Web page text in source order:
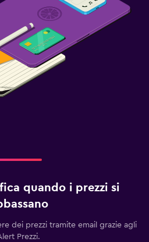
quando i prezzi si
dei prezzi tramite email grazie agli
Prezzi.